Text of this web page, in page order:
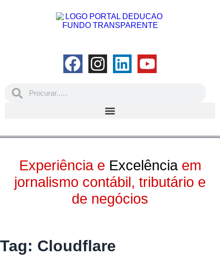
Experiência e Excelência em
jornalismo contábil, tributário e
de negócios
Tag: Cloudflare